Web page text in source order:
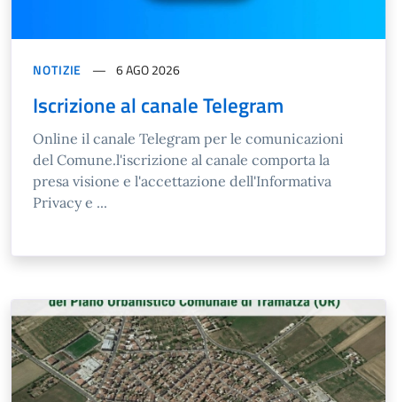
NOTIZIE 6 AGO 2026
Iscrizione al canale Telegram
Online il canale Telegram per le comunicazioni
del Comune.l'iscrizione al canale comporta la
presa visione e l'accettazione dell'Informativa
Privacy e ...